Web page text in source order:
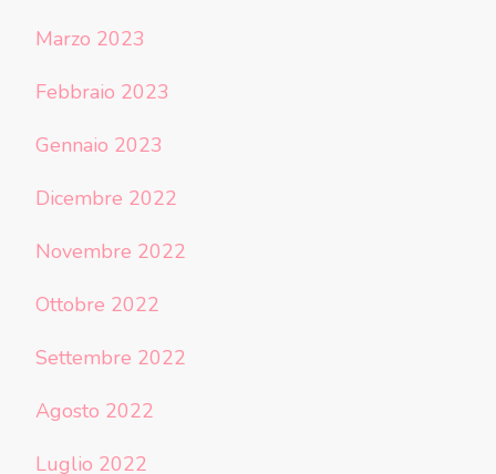
Marzo 2023
Febbraio 2023
Gennaio 2023
Dicembre 2022
Novembre 2022
Ottobre 2022
Settembre 2022
Agosto 2022
Luglio 2022